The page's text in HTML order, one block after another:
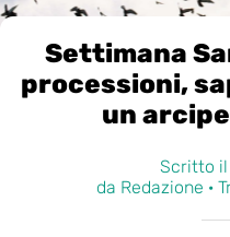
Settimana
processioni,
un
Scritto
da Redazione ·